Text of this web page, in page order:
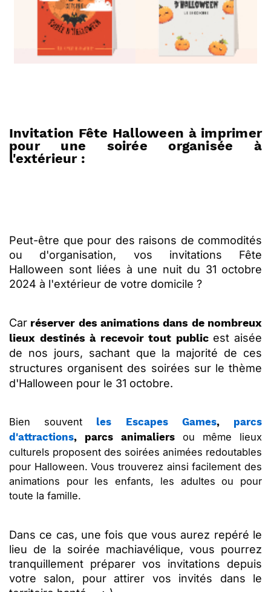
Invitation Fête Halloween à imprimer
pour une soirée organisée à
l'extérieur :
Peut-être que pour des raisons de commodités
ou d'organisation, vos invitations Fête
Halloween sont liées à une nuit du 31 octobre
2024 à l'extérieur de votre domicile ?
Car réserver des animations dans de nombreux
lieux destinés à recevoir tout public est aisée
de nos jours, sachant que la majorité de ces
structures organisent des soirées sur le thème
d'Halloween pour le 31 octobre.
Bien souvent les Escapes Games, parcs
d'attractions, parcs animaliers ou même lieux
culturels proposent des soirées animées redoutables
pour Halloween. Vous trouverez ainsi facilement des
animations pour les enfants, les adultes ou pour
toute la famille.
Dans ce cas, une fois que vous aurez repéré le
lieu de la soirée machiavélique, vous pourrez
tranquillement préparer vos invitations depuis
votre salon, pour attirer vos invités dans le